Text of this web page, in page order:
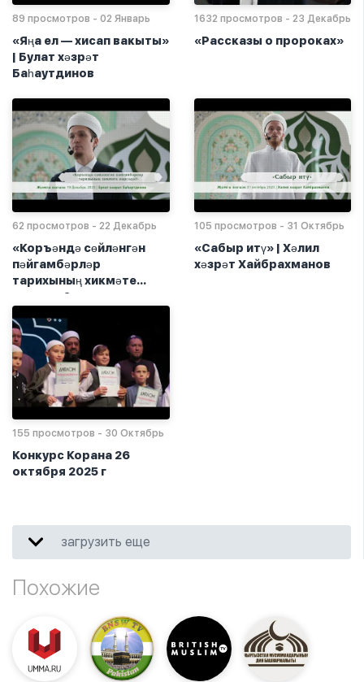
89 просмотров - 02 Январь
«Яңа ел — хисап вакыты»
| Булат хәзрәт
Баһаутдинов
1632 просмотров - 23 Декабрь
«Рассказы о пророках»
62 просмотров - 22 Декабрь
«Коръәндә сөйләнгән
пәйгамбәрләр
тарихының хикмәте
нәрсәдә?»
105 просмотров - 31 Октябрь
«Сабыр итү» | Хәлил
хәзрәт Хайбрахманов
155 просмотров - 30 Октябрь
Конкурс Корана 26
октября 2025 г
загрузить еще
Похожие